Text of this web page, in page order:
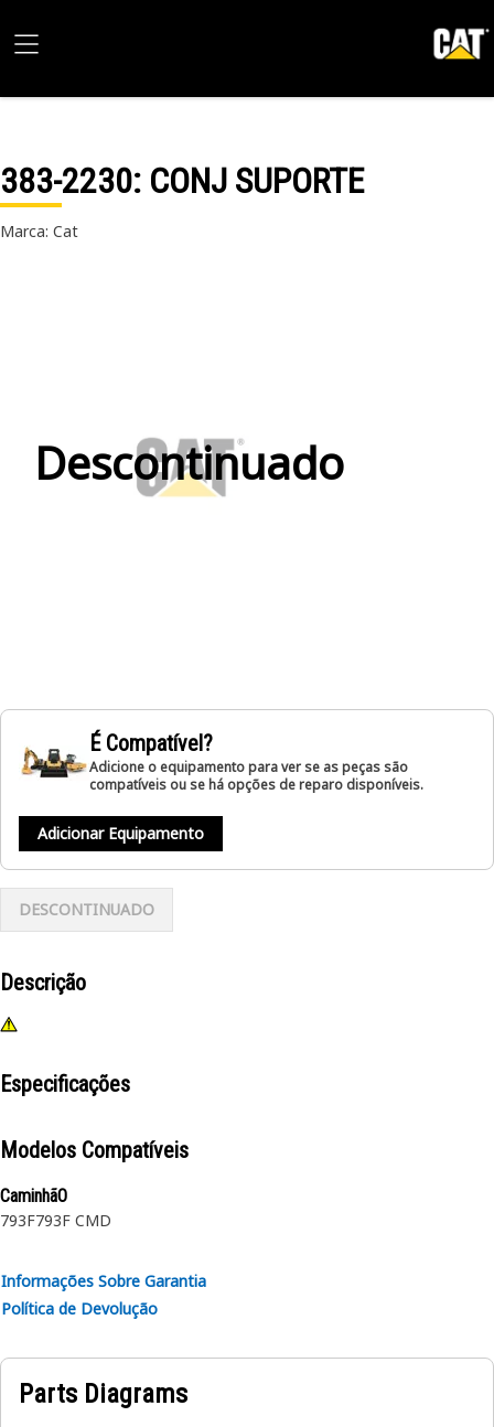
383-2230: CONJ SUPORTE
Marca: Cat
Descontinuado
É Compatível?
Adicione o equipamento para ver se as peças são
compatíveis ou se há opções de reparo disponíveis.
Adicionar Equipamento
DESCONTINUADO
Descrição
Especificações
Modelos Compatíveis
CaminhãO
793F793F CMD
Informações Sobre Garantia
Política de Devolução
Parts Diagrams